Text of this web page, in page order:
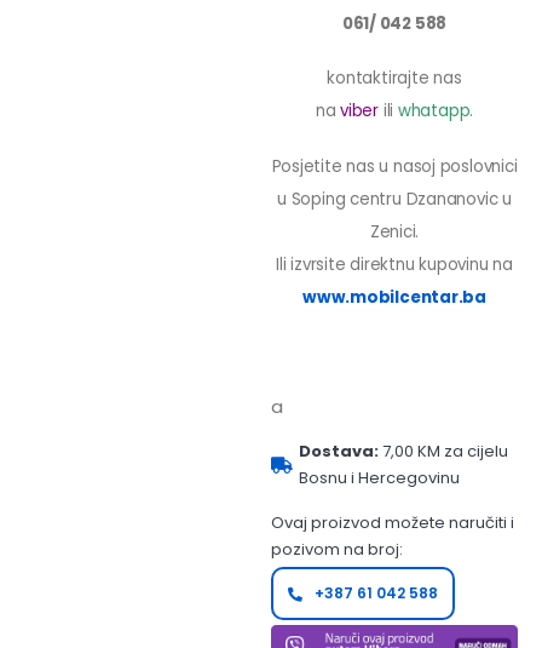
061/ 042 588
kontaktirajte nas
naviber ili whatapp.
Posjetite nas u nasoj poslovnici
u Soping centru Dzananovic u
Zenici.
Ili izvrsite direktnu kupovinu na
www.mobilcentar.ba
a
Dostava:7,00 KM za cijelu
Bosnu i Hercegovinu
Ovaj proizvod možete naručiti i
pozivom na broj:
+387 61 042 588